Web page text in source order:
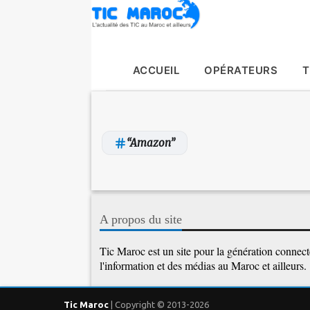
ACCUEIL OPÉRATEURS
Amazon
A
l
A propos du site
Tic Maroc est un site pour la génération
l'information et des médias au Maroc et ailleurs.
Tic Maroc | Copyright © 2013-2026